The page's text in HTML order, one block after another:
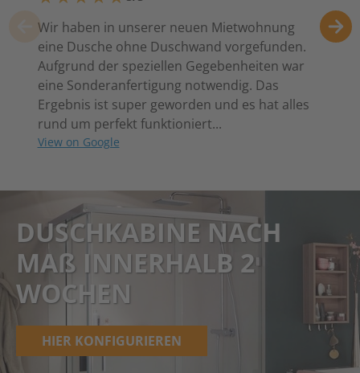
Wir haben in unserer neuen Mietwohnung
eine Dusche ohne Duschwand vorgefunden.
Aufgrund der speziellen Gegebenheiten war
eine Sonderanfertigung notwendig. Das
Ergebnis ist super geworden und es hat alles
rund um perfekt funktioniert...
View on Google
DUSCHKABINE NACH
MAß INNERHALB 2
WOCHEN
HIER KONFIGURIEREN